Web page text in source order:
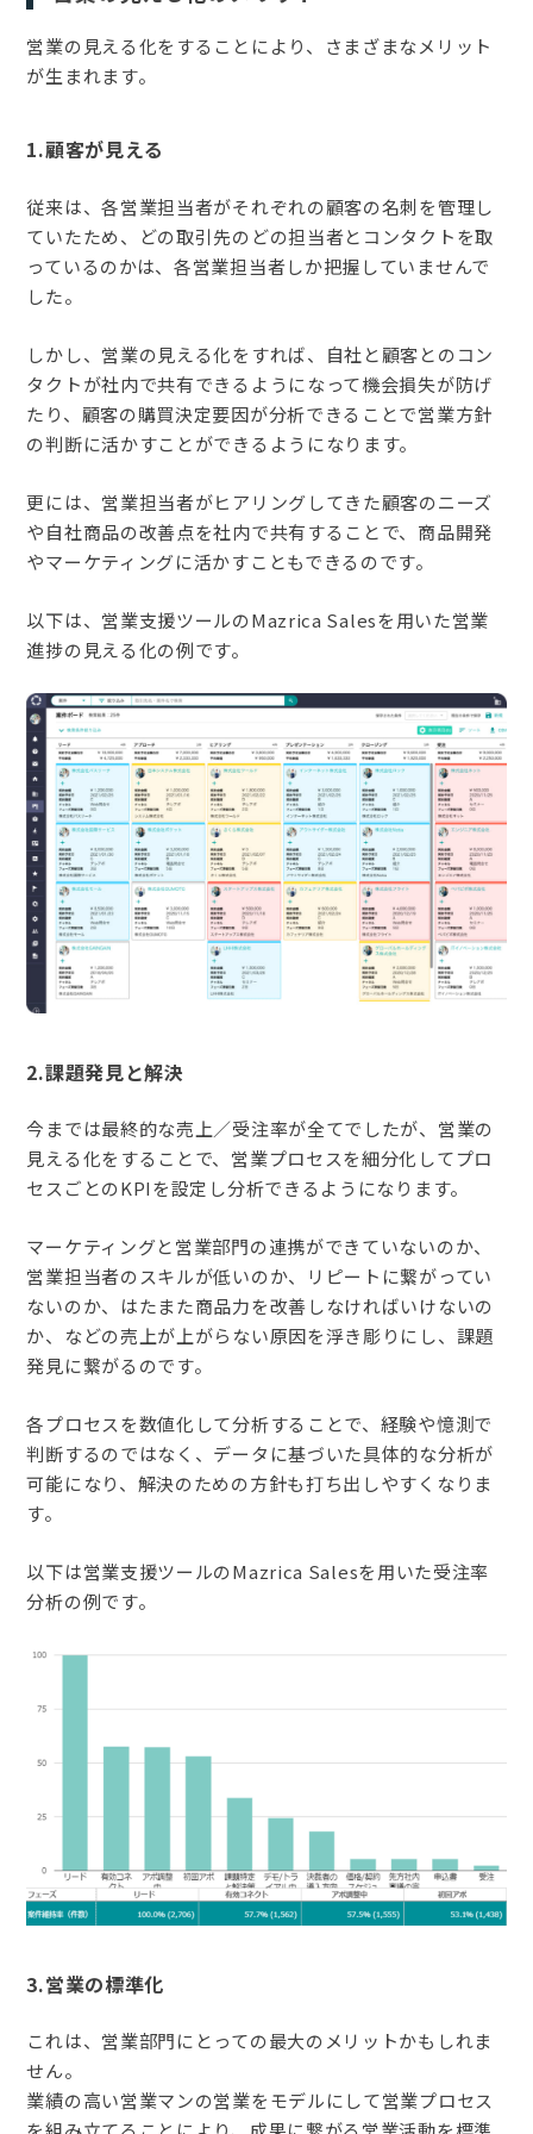
営業の見える化をすることにより、さまざまなメリット
が生まれます。
1.顧客が見える
従来は、各営業担当者がそれぞれの顧客の名刺を管理し
ていたため、どの取引先のどの担当者とコンタクトを取
っているのかは、各営業担当者しか把握していませんで
した。
しかし、営業の見える化をすれば、自社と顧客とのコン
タクトが社内で共有できるようになって機会損失が防げ
たり、顧客の購買決定要因が分析できることで営業方針
の判断に活かすことができるようになります。
更には、営業担当者がヒアリングしてきた顧客のニーズ
や自社商品の改善点を社内で共有することで、商品開発
やマーケティングに活かすこともできるのです。
以下は、営業支援ツールのMazrica Salesを用いた営業
進捗の見える化の例です。
2.課題発見と解決
今までは最終的な売上／受注率が全てでしたが、営業の
見える化をすることで、営業プロセスを細分化してプロ
セスごとのKPIを設定し分析できるようになります。
マーケティングと営業部門の連携ができていないのか、
営業担当者のスキルが低いのか、リピートに繋がってい
ないのか、はたまた商品力を改善しなければいけないの
か、などの売上が上がらない原因を浮き彫りにし、課題
発見に繋がるのです。
各プロセスを数値化して分析することで、経験や憶測で
判断するのではなく、データに基づいた具体的な分析が
可能になり、解決のための方針も打ち出しやすくなりま
す。
以下は営業支援ツールのMazrica Salesを用いた受注率
分析の例です。
3.営業の標準化
これは、営業部門にとっての最大のメリットかもしれま
せん。
業績の高い営業マンの営業をモデルにして営業プロセス